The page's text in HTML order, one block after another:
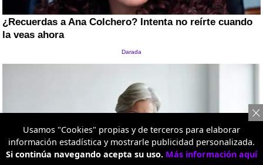
Usamos "Cookies" propias y de terceros para elaborar
información estadística y mostrarle publicidad personalizada.
Si continúa navegando acepta su uso. Más información aquí